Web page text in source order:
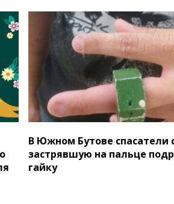
В Южном Бутове спасатели
застрявшую на пальце
гайку